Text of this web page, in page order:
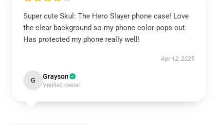
Super cute Skul: The Hero Slayer phone case! Love
the clear background so my phone color pops out.
Has protected my phone really well!
Apr 12, 2025
G Grayson
Verified owner